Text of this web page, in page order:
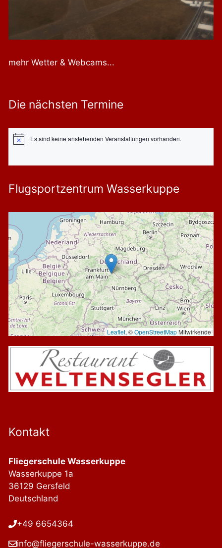
mehr Wetter & Webcams...
Die nächsten Termine
HinweisEs sind keine anstehenden Veranstaltungen vorhanden.
Flugsportzentrum Wasserkuppe
Leaflet, ©OpenStreetMapMitwirkende
Kontakt
Fliegerschule Wasserkuppe
Wasserkuppe 1a
36129 Gersfeld
Deutschland
+49 6654364
info@fliegerschule-wasserkuppe.de